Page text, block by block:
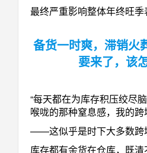
最终严重影响整体年终旺季
备货一时爽，滞销火
要来了，该
“每天都在为库存积压绞尽
喉咙的那种窒息感，我的
——这似乎是时下大多数跨
库存都有余货在仓库，既清